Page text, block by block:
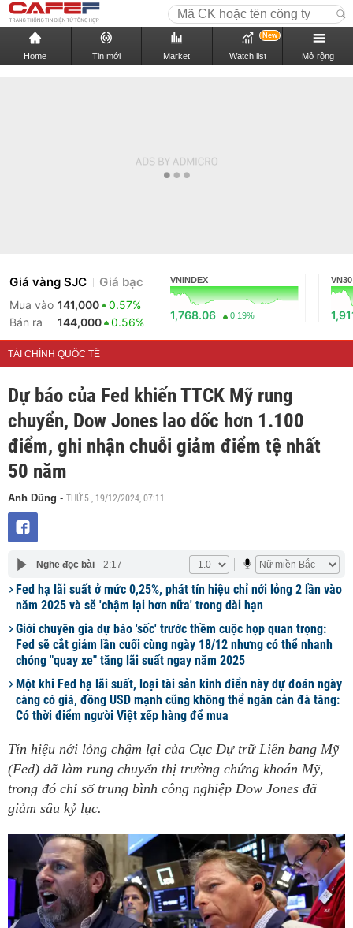
Home Tin mới Market Watch list
New
Mở rộng
Giá vàng SJC Giá bạc
Mua vào 141,000
0.57%
Bán ra
144,000 0.56%
VNINDEX
1,768.06 0.19%
VN30
TÀI CHÍNH QUỐC TẾ
Dự báo của Fed khiến TTCK Mỹ rung
chuyển, Dow Jones lao dốc hơn 1.100
điểm, ghi nhận chuỗi giảm điểm tệ nhất
50 năm
Anh Dũng - THỨ 5 , 19/12/2024, 07:11
Nghe đọc bài 2:17
Fed hạ lãi suất ở mức 0,25%, phát tín hiệu chỉ nới lỏng 2 lần vào
năm 2025 và sẽ 'chậm lại hơn nữa' trong dài hạn
Giới chuyên gia dự báo 'sốc' trước thềm cuộc họp quan trọng:
Fed sẽ cắt giảm lần cuối cùng ngày 18/12 nhưng có thể nhanh
chóng "quay xe" tăng lãi suất ngay năm 2025
Một khi Fed hạ lãi suất, loại tài sản kinh điển này dự đoán ngày
càng có giá, đồng USD mạnh cũng không thể ngăn cản đà tăng:
Có thời điểm người Việt xếp hàng để mua
Tín hiệu nới lỏng chậm lại của Cục Dự trữ Liên bang Mỹ
(Fed) đã làm rung chuyển thị trường chứng khoán Mỹ,
trong đó chỉ số trung bình công nghiệp Dow Jones đã
giảm sâu kỷ lục.